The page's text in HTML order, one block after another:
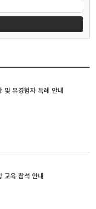
및 유경험자 특례 안내
교육 참석 안내